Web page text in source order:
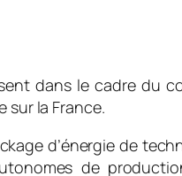
dans le cadre du
sur la France.
d’énergie de
de